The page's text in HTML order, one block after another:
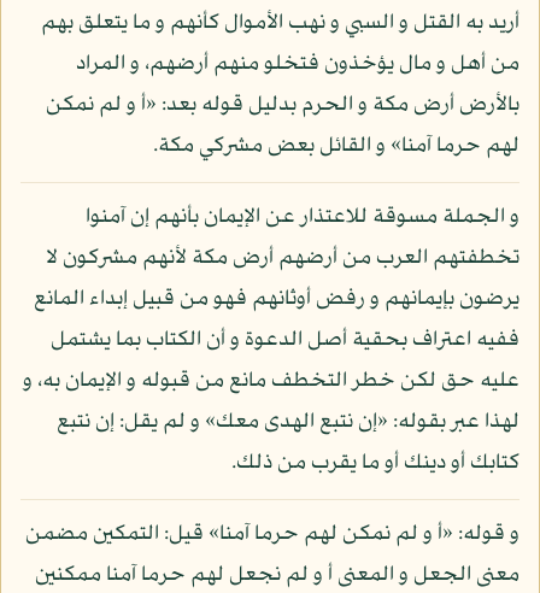
أريد به القتل و السبي و نهب الأموال كأنهم و ما يتعلق بهم
من أهل و مال يؤخذون فتخلو منهم أرضهم، و المراد
بالأرض أرض مكة و الحرم بدليل قوله بعد: «أ و لم نمكن
لهم حرما آمنا» و القائل بعض مشركي مكة.
و الجملة مسوقة للاعتذار عن الإيمان بأنهم إن آمنوا
تخطفتهم العرب من أرضهم أرض مكة لأنهم مشركون لا
يرضون بإيمانهم و رفض أوثانهم فهو من قبيل إبداء المانع
ففيه اعتراف بحقية أصل الدعوة و أن الكتاب بما يشتمل
عليه حق لكن خطر التخطف مانع من قبوله و الإيمان به، و
لهذا عبر بقوله: «إن نتبع الهدى معك» و لم يقل: إن نتبع
كتابك أو دينك أو ما يقرب من ذلك.
و قوله: «أ و لم نمكن لهم حرما آمنا» قيل: التمكين مضمن
معنى الجعل و المعنى أ و لم نجعل لهم حرما آمنا ممكنين